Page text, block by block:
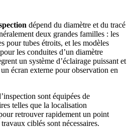
dépend du diamètre et du tracé
deux grandes familles : les
pour tubes étroits, et les modèles
les conduites d’un diamètre
un système d’éclairage puissant et
écran externe pour observation en
sont équipées de
telles que la localisation
retrouver rapidement un point
ciblés sont nécessaires.